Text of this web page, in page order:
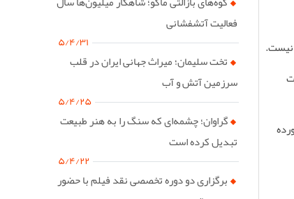
نیست.
فعالیت آتشفشانی
۵/۴/۳۱
تخت سلیمان؛ میراث جهانی ایران در قلب
سرزمین آتش و آب
۵/۴/۲۵
گراوان؛ چشمه‌ای که سنگ را به هنر طبیعت
تبدیل کرده است
۵/۴/۲۲
برگزاری دو دوره تخصصی نقد فیلم با حضور